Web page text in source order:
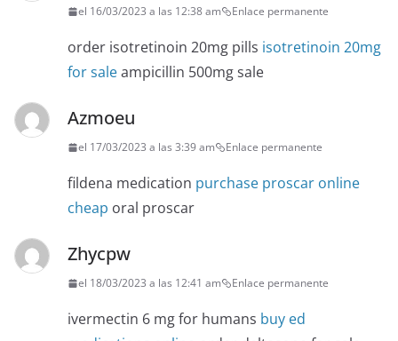
el 16/03/2023 a las 12:38 am Enlace permanente
order isotretinoin 20mg pills isotretinoin 20mg
for saleampicillin 500mg sale
Azmoeu
el 17/03/2023 a las 3:39 am Enlace permanente
fildena medication purchase proscar online
cheap oral proscar
Zhycpw
el 18/03/2023 a las 12:41 am Enlace permanente
ivermectin 6 mg for humans buy ed